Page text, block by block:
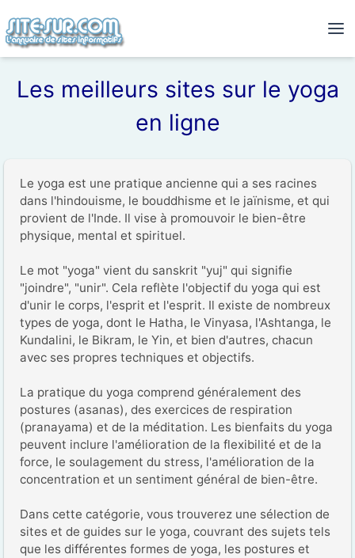
Les meilleurs sites sur le yoga
en ligne
Le yoga est une pratique ancienne qui a ses racines
dans l'hindouisme, le bouddhisme et le jaïnisme, et qui
provient de l'Inde. Il vise à promouvoir le bien-être
physique, mental et spirituel.
Le mot "yoga" vient du sanskrit "yuj" qui signifie
"joindre", "unir". Cela reflète l'objectif du yoga qui est
d'unir le corps, l'esprit et l'esprit. Il existe de nombreux
types de yoga, dont le Hatha, le Vinyasa, l'Ashtanga, le
Kundalini, le Bikram, le Yin, et bien d'autres, chacun
avec ses propres techniques et objectifs.
La pratique du yoga comprend généralement des
postures (asanas), des exercices de respiration
(pranayama) et de la méditation. Les bienfaits du yoga
peuvent inclure l'amélioration de la flexibilité et de la
force, le soulagement du stress, l'amélioration de la
concentration et un sentiment général de bien-être.
Dans cette catégorie, vous trouverez une sélection de
sites et de guides sur le yoga, couvrant des sujets tels
que les différentes formes de yoga, les postures et